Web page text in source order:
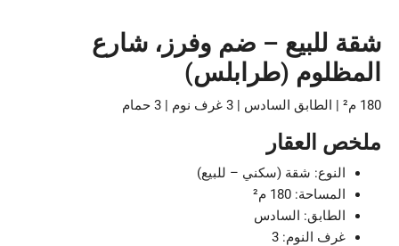
شقة للبيع – ضم وفرز، شارع
المظلوم (طرابلس)
180 م² | الطابق السادس | 3 غرف نوم | 3 حمام
ملخص العقار
النوع: شقة (سكني – للبيع)
المساحة: 180 م²
الطابق: السادس
غرف النوم: 3